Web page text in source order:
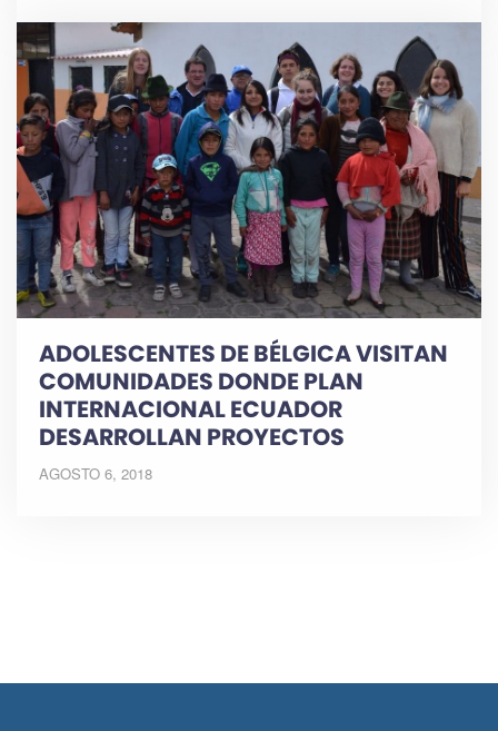
ADOLESCENTES DE BÉLGICA VISITAN
COMUNIDADES DONDE PLAN
INTERNACIONAL ECUADOR
DESARROLLAN PROYECTOS
AGOSTO 6, 2018